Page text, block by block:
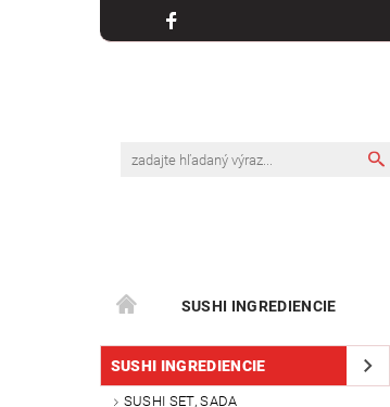
SUSHI INGREDIENCIE
SUSHI INGREDIENCIE
SUSHI SET, SADA